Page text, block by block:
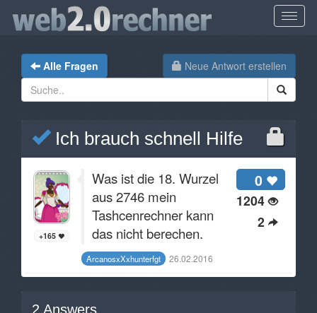
Neue Antwort erstellen
Alle Fragen
Ich brauch schnell Hilfe
0
1204
2
+165
Was ist die 18. Wurzel
aus 2746 mein
Tashcenrechner kann
das nicht berechen.
ArcanosxXxhunterfgt 26.02.2016
2 Answers